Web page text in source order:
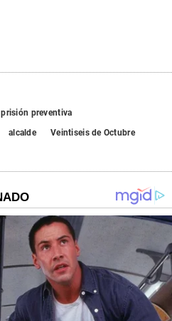
prisión preventiva
alcalde
Veintiseis de Octubre